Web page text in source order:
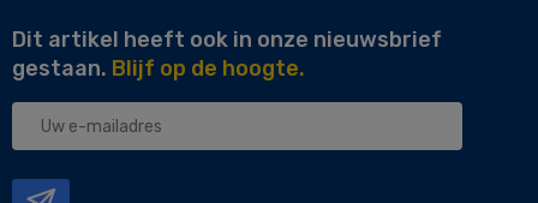
Dit artikel heeft ook in onze nieuwsbrief
gestaan. Blijf op de hoogte.
Uw